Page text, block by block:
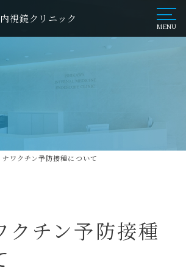
視鏡クリニック
MENU
ナワクチン予防接種について
クチン予防接種